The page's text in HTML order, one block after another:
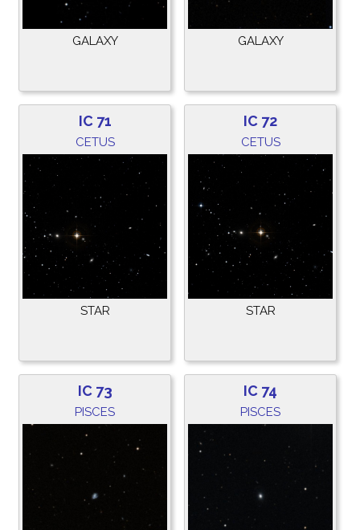
GALAXY GALAXY
IC 71
CETUS
STAR
IC 72
CETUS
STAR
IC 73
PISCES
IC 74
PISCES